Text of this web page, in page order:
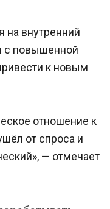
на внутренний
с повышенной
к новым
отношение к
от спроса и
— отмечает